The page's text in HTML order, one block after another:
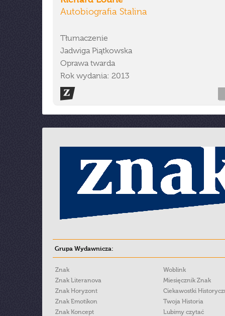
Autobiografia Stalina
Tłumaczenie
Jadwiga Piątkowska
Oprawa twarda
Rok wydania: 2013
Grupa Wydawnicza:
Znak
Znak Literanova
Znak Horyzont
Znak Emotikon
Znak Koncept
Woblink
Miesięcznik Znak
Ciekawostki
Twoja Historia
Lubimy czytać